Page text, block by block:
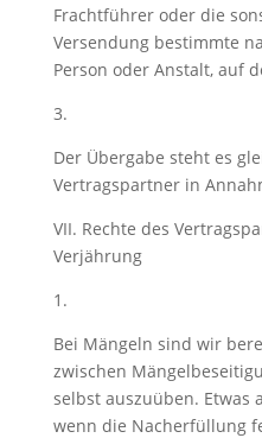
Frachtführer oder die
Versendung bestimmte
Person oder Anstalt, auf
3.
Der Übergabe steht es
Vertragspartner in
VII. Rechte des
Verjährung
1.
Bei Mängeln sind wir
zwischen
selbst auszuüben. Etwas
wenn die Nacherfüllung